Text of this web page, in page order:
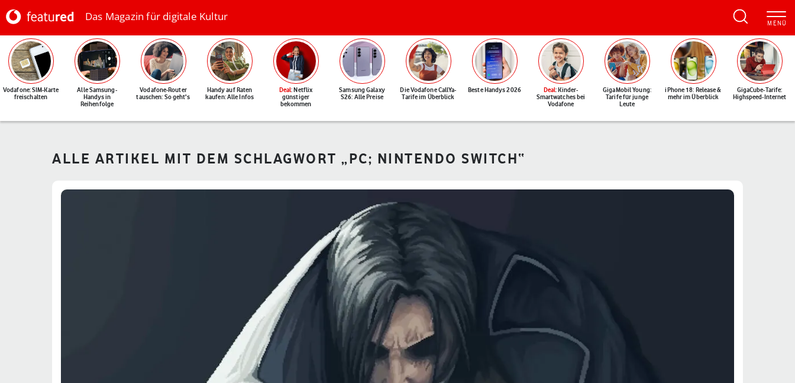
Das Magazin für digitale Kultur
Vodafone: SIM-Karte
freischalten
Alle Samsung-
Handys in
Reihenfolge
Vodafone-Router
tauschen: So geht's
Handy auf Raten
kaufen: Alle Infos
Deal: Netflix
günstiger
bekommen
Samsung Galaxy
S26: Alle Preise
Die Vodafone CallYa-
Tarife im Überblick
Beste Handys 2026 Deal: Kinder-
Smartwatches bei
Vodafone
GigaMobil Young:
Tarife für junge
Leute
iPhone 18: Release &
mehr im Überblick
GigaCube-Tarife:
Highspeed-Internet
ALLE ARTIKEL MIT DEM SCHLAGWORT „PC; NINTENDO SWITCH“